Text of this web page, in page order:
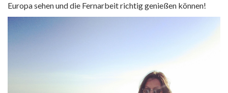
Europa sehen und die Fernarbeit richtig genießen können!